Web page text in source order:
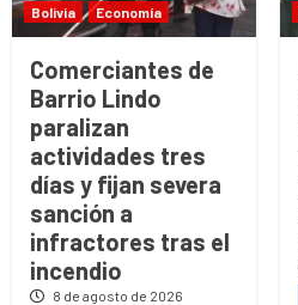
Bolivia Economía
Comerciantes de
Barrio Lindo
paralizan
actividades tres
días y fijan severa
sanción a
infractores tras el
incendio
8 de agosto de 2026